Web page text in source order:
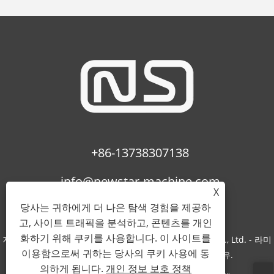
+86-13738307138
info@newstar-machine.com
저작권 © 2022 Wenzhou Feihua Printing Machinery Co., Ltd. - 라미
네이팅 기계, Uv 코팅 기계, Bopp 필름 - 판권 소유.
X
당사는 귀하에게 더 나은 탐색 경험을 제공하
고, 사이트 트래픽을 분석하고, 콘텐츠를 개인
화하기 위해 쿠키를 사용합니다. 이 사이트를
이용함으로써 귀하는 당사의 쿠키 사용에 동
의하게 됩니다. 개인 정보 보호 정책